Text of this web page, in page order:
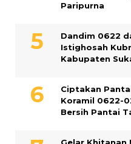
Paripurna
Dandim 0622
Istighosah
Kabupaten
Ciptakan
Koramil 0622-
Bersih Pantai